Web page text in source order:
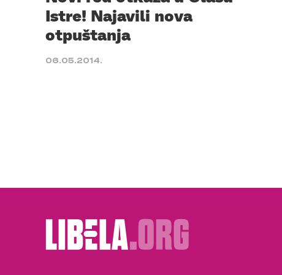
Istre! Najavili nova
otpuštanja
06.05.2014.